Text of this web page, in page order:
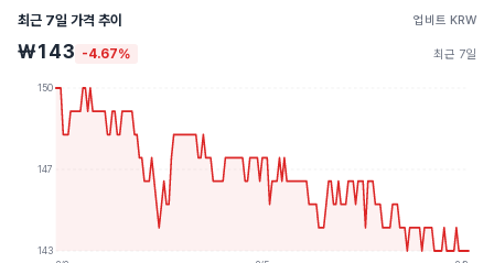
최근 7일 가격 추이 업비트 KRW
₩143 -4.67% 최근 7일
150
147
143